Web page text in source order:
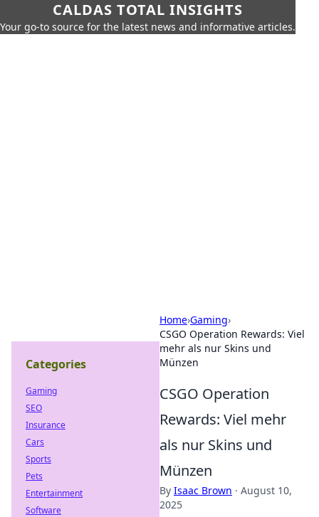
CALDAS TOTAL INSIGHTS
Your go-to source for the latest news and informative articles.
Home›Gaming›
CSGO Operation Rewards: Viel
mehr als nur Skins und
Münzen
CSGO Operation
Rewards: Viel mehr
als nur Skins und
Münzen
By Isaac Brown · August 10,
2025
Categories
Gaming
SEO
Insurance
Cars
Sports
Pets
Entertainment
Software